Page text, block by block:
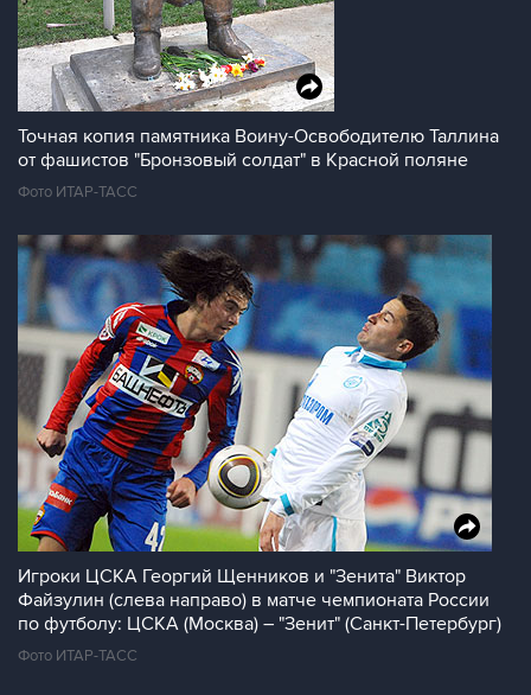
Точная копия памятника Воину-Освободителю Таллина
от фашистов "Бронзовый солдат" в Красной поляне
Фото ИТАР-ТАСС
Игроки ЦСКА Георгий Щенников и "Зенита" Виктор
Файзулин (слева направо) в матче чемпионата России
по футболу: ЦСКА (Москва) – "Зенит" (Санкт-Петербург)
Фото ИТАР-ТАСС